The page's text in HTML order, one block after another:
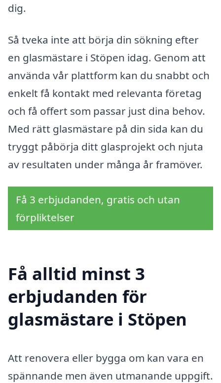
dig.
Så tveka inte att börja din sökning efter
en glasmästare i Stöpen idag. Genom att
använda vår plattform kan du snabbt och
enkelt få kontakt med relevanta företag
och få offert som passar just dina behov.
Med rätt glasmästare på din sida kan du
tryggt påbörja ditt glasprojekt och njuta
av resultaten under många år framöver.
Få 3 erbjudanden, gratis och utan
förpliktelser
Få alltid minst 3
erbjudanden för
glasmästare i Stöpen
Att renovera eller bygga om kan vara en
spännande men även utmanande uppgift.